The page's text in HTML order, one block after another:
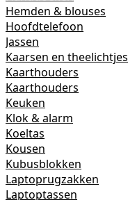
Hemden & blouses
Hoofdtelefoon
Jassen
Kaarsen en theelichtjes
Kaarthouders
Kaarthouders
Keuken
Klok & alarm
Koeltas
Kousen
Kubusblokken
Laptoprugzakken
Laptoptassen